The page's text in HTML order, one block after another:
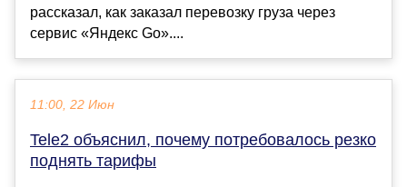
рассказал, как заказал перевозку груза через
сервис «Яндекс Go»....
11:00, 22 Июн
Tele2 объяснил, почему потребовалось резко
поднять тарифы